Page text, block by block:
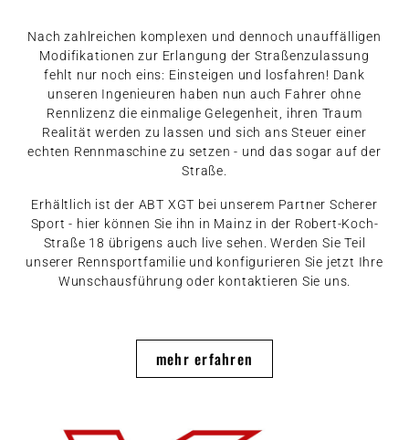
Nach zahlreichen komplexen und dennoch unauffälligen
Modifikationen zur Erlangung der Straßenzulassung
fehlt nur noch eins: Einsteigen und losfahren! Dank
unseren Ingenieuren haben nun auch Fahrer ohne
Rennlizenz die einmalige Gelegenheit, ihren Traum
Realität werden zu lassen und sich ans Steuer einer
echten Rennmaschine zu setzen - und das sogar auf der
Straße.
Erhältlich ist der ABT XGT bei unserem Partner Scherer
Sport - hier können Sie ihn in Mainz in der Robert-Koch-
Straße 18 übrigens auch live sehen. Werden Sie Teil
unserer Rennsportfamilie und konfigurieren Sie jetzt Ihre
Wunschausführung oder kontaktieren Sie uns.
mehr erfahren